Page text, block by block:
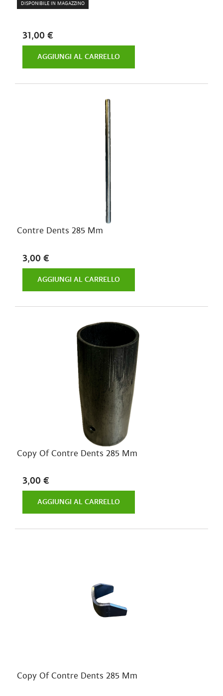
DISPONIBILE IN MAGAZZINO
31,00 €
AGGIUNGI AL CARRELLO
Contre Dents 285 Mm
3,00 €
AGGIUNGI AL CARRELLO
Copy Of Contre Dents 285 Mm
3,00 €
AGGIUNGI AL CARRELLO
Copy Of Contre Dents 285 Mm